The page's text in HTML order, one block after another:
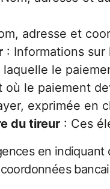
adresse et
: Informations
laquelle le
où le paiement
exprimée en
du tireur : Ces
en